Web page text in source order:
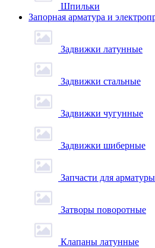
Шпильки
Запорная арматура и
Задвижки латунные
Задвижки стальные
Задвижки чугунные
Задвижки шиберные
Запчасти для
Затворы поворотные
Клапаны латунные